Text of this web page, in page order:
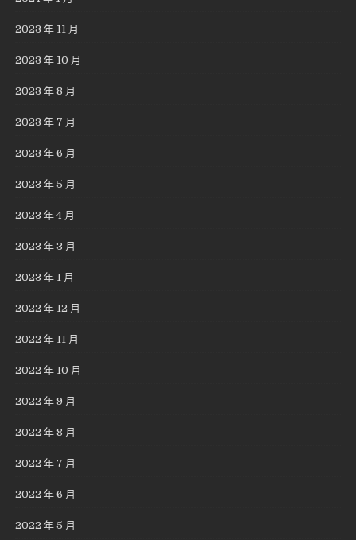
2023 年 11 月
2023 年 10 月
2023 年 8 月
2023 年 7 月
2023 年 6 月
2023 年 5 月
2023 年 4 月
2023 年 3 月
2023 年 1 月
2022 年 12 月
2022 年 11 月
2022 年 10 月
2022 年 9 月
2022 年 8 月
2022 年 7 月
2022 年 6 月
2022 年 5 月